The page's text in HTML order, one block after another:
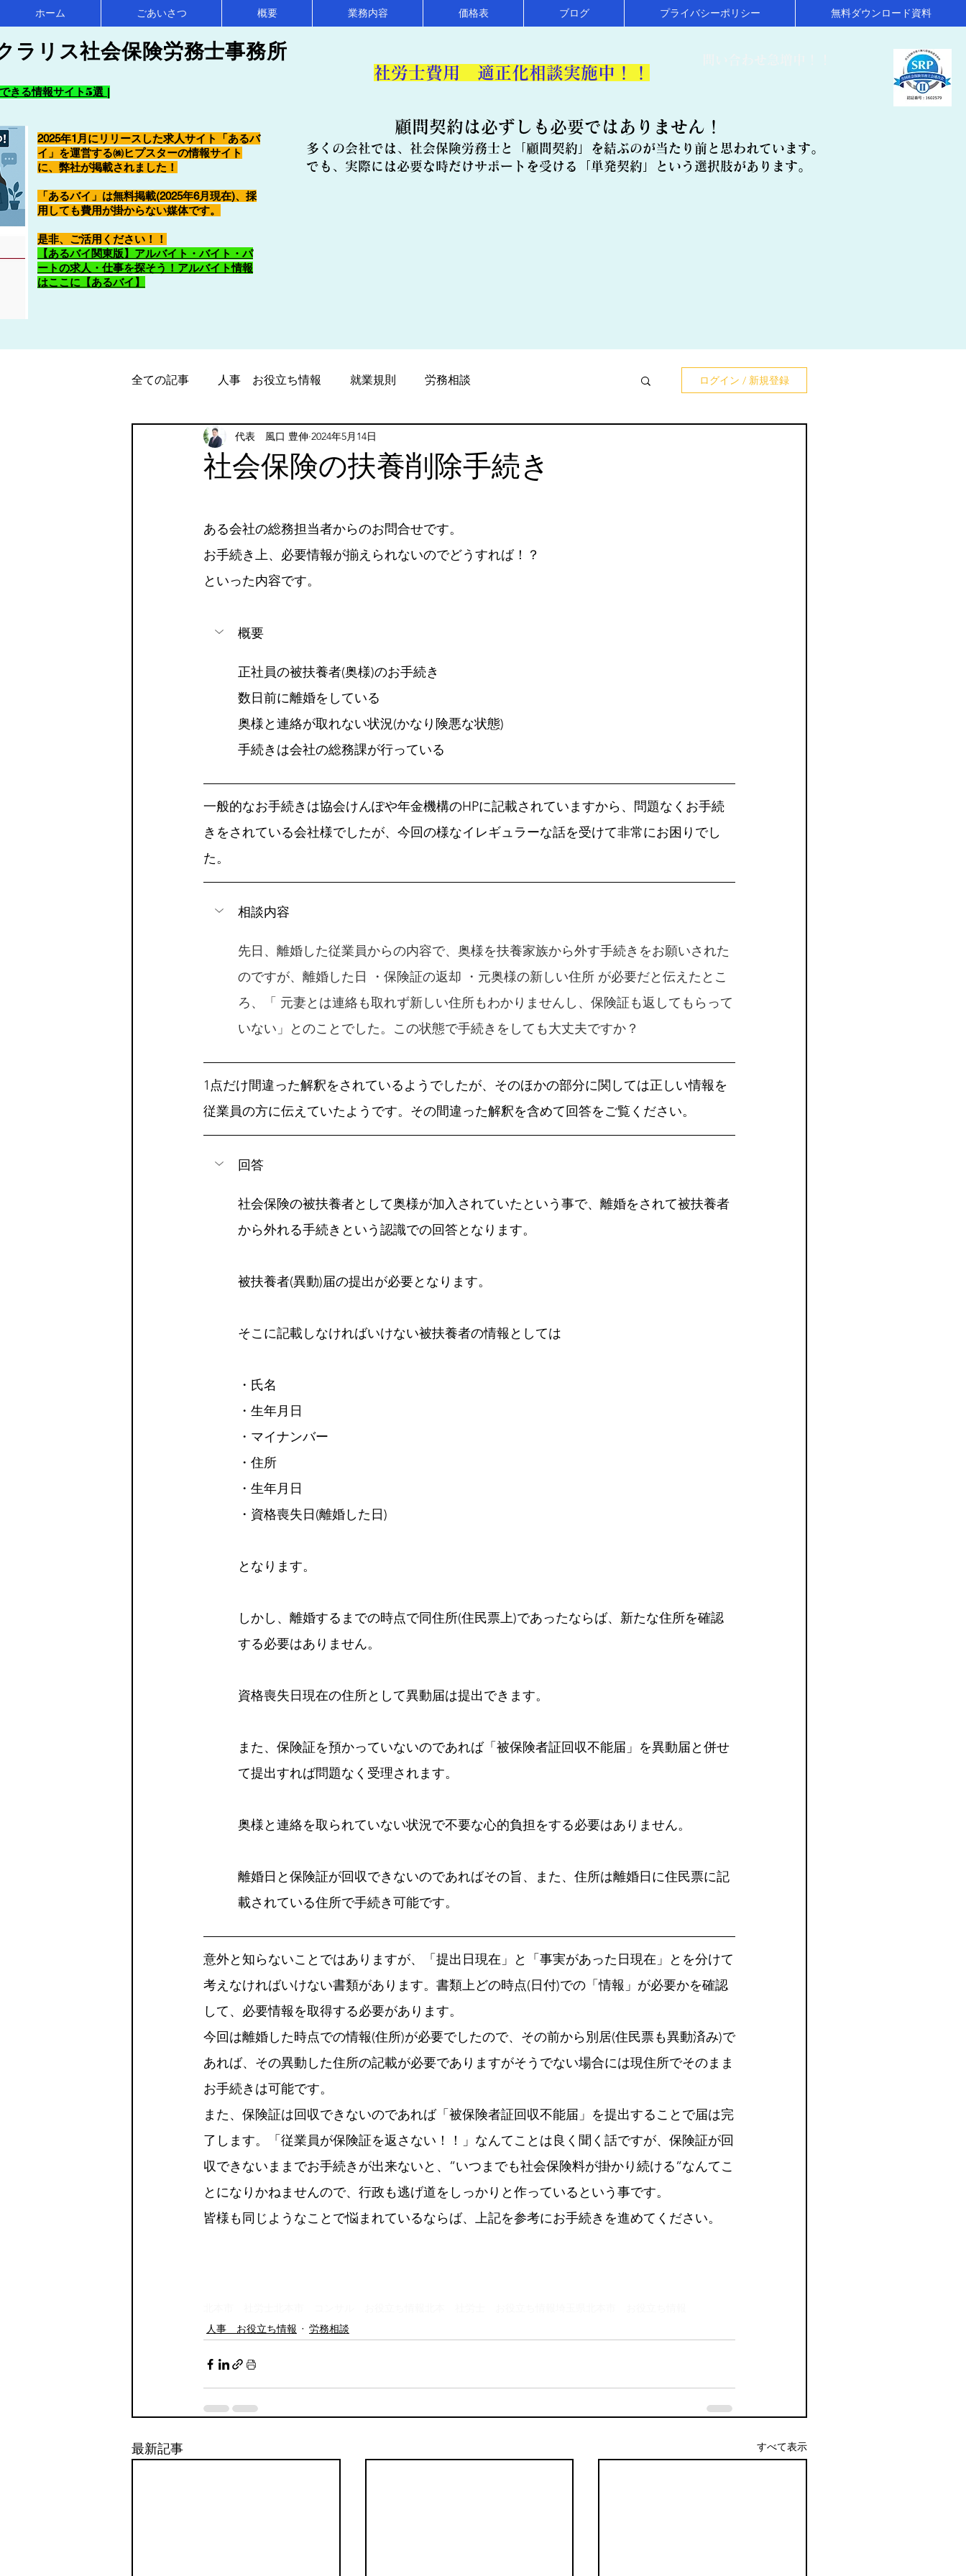
ラリス社会保険労務士事務所
​社労士費用 適正化相談実施中！！
顧問契約は必ずしも必要ではありません！
多くの会社では、社会保険労務士と「顧問契約」を結ぶのが当たり前と思われています。
でも、実際には必要な時だけサポートを受ける「単発契約」という選択肢があります。
きる情報サイト5選 |
2025年1月にリリースした求人サイト「あるバ
イ」を運営する㈱ヒプスターの情報サイト
に、弊社が掲載されました！
「あるバイ」は無料掲載(2025年6月現在)、採
用しても費用が掛からない媒体です。
​是非、ご活用ください！！
【あるバイ関東版】アルバイト・バイト・パ
ートの求人・仕事を探そう！アルバイト情報
はここに【あるバイ】
ホーム ごあいさつ 概要 業務内容 価格表 ブログ プライバシーポリシー 無料ダウンロード資料
全ての記事 人事 お役立ち情報 就業規則 労務相談
パート・アルバイト労働調整 採用戦略
ログイン / 新規登録
社会保険の扶養削除手続き
代表 風口 豊伸 2024年5月14日
ある会社の総務担当者からのお問合せです。
お手続き上、必要情報が揃えられないのでどうすれば！？
といった内容です。
概要
正社員の被扶養者(奥様)のお手続き
数日前に離婚をしている
奥様と連絡が取れない状況(かなり険悪な状態)
手続きは会社の総務課が行っている
一般的なお手続きは協会けんぽや年金機構のHPに記載されていますから、問題なくお手続
きをされている会社様でしたが、今回の様なイレギュラーな話を受けて非常にお困りでし
た。
相談内容
先日、離婚した従業員からの内容で、奥様を扶養家族から外す手続きをお願いされた
のですが、離婚した日 ・保険証の返却 ・元奥様の新しい住所 が必要だと伝えたとこ
ろ、「 元妻とは連絡も取れず新しい住所もわかりませんし、保険証も返してもらって
いない」とのことでした。この状態で手続きをしても大丈夫ですか？
1点だけ間違った解釈をされているようでしたが、そのほかの部分に関しては正しい情報を
従業員の方に伝えていたようです。その間違った解釈を含めて回答をご覧ください。
回答
社会保険の被扶養者として奥様が加入されていたという事で、離婚をされて被扶養者
から外れる手続きという認識での回答となります。
被扶養者(異動)届の提出が必要となります。
そこに記載しなければいけない被扶養者の情報としては
・氏名
・生年月日
・マイナンバー
・住所
・生年月日
・資格喪失日(離婚した日)
となります。
しかし、離婚するまでの時点で同住所(住民票上)であったならば、新たな住所を確認
する必要はありません。
資格喪失日現在の住所として異動届は提出できます。
また、保険証を預かっていないのであれば「被保険者証回収不能届」を異動届と併せ
て提出すれば問題なく受理されます。
奥様と連絡を取られていない状況で不要な心的負担をする必要はありません。
離婚日と保険証が回収できないのであればその旨、また、住所は離婚日に住民票に記
載されている住所で手続き可能です。
意外と知らないことではありますが、「提出日現在」と「事実があった日現在」とを分けて
考えなければいけない書類があります。書類上どの時点(日付)での「情報」が必要かを確認
して、必要情報を取得する必要があります。
今回は離婚した時点での情報(住所)が必要でしたので、その前から別居(住民票も異動済み)で
あれば、その異動した住所の記載が必要でありますがそうでない場合には現住所でそのまま
お手続きは可能です。
また、保険証は回収できないのであれば「被保険者証回収不能届」を提出することで届は完
了します。「従業員が保険証を返さない！！」なんてことは良く聞く話ですが、保険証が回
収できないままでお手続きが出来ないと、”いつまでも社会保険料が掛かり続ける”なんてこ
とになりかねませんので、行政も逃げ道をしっかりと作っているという事です。
皆様も同じようなことで悩まれているならば、上記を参考にお手続きを進めてください。
人事 お役立ち情報
労務相談
最新記事 すべて表示